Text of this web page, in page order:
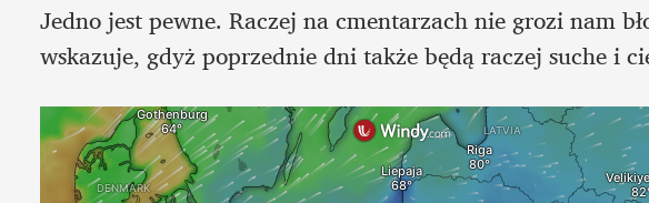
Jedno jest pewne. Raczej na cmentarzach nie grozi nam
wskazuje, gdyż poprzednie dni także będą raczej suche i